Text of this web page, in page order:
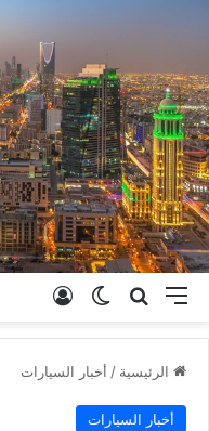
القائمة بحث عنالوضع المظلم
الرئيسية / أخبار السيارات
أخبار السيارات